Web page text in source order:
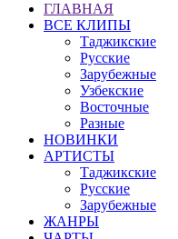
ГЛАВНАЯ
ВСЕ КЛИПЫ
Таджикские
Русские
Зарубежные
Узбекские
Восточные
Разные
НОВИНКИ
АРТИСТЫ
Таджикские
Русские
Зарубежные
ЖАНРЫ